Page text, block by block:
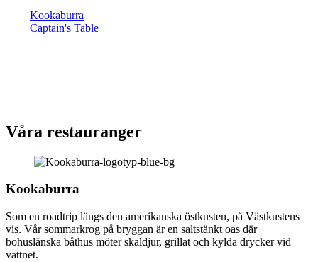
Kookaburra
Captain's Table
Våra restauranger
Kookaburra
Som en roadtrip längs den amerikanska östkusten, på Västkustens
vis. Vår sommarkrog på bryggan är en saltstänkt oas där
bohuslänska båthus möter skaldjur, grillat och kylda drycker vid
vattnet.